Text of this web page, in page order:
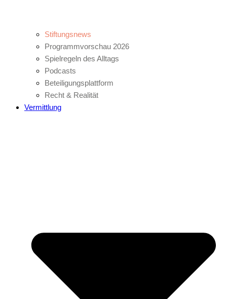
Stiftungsnews
Programmvorschau 2026
Spielregeln des Alltags
Podcasts
Beteiligungsplattform
Recht & Realität
Vermittlung